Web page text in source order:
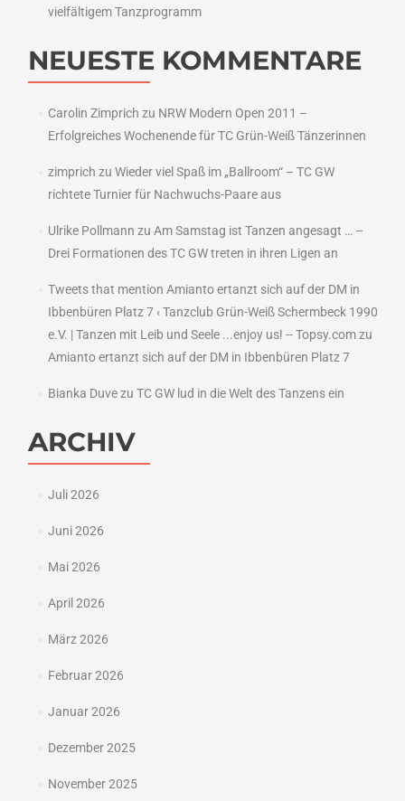
vielfältigem Tanzprogramm
NEUESTE KOMMENTARE
Carolin Zimprich zu NRW Modern Open 2011 –
Erfolgreiches Wochenende für TC Grün-Weiß Tänzerinnen
zimprich zu Wieder viel Spaß im „Ballroom“ – TC GW
richtete Turnier für Nachwuchs-Paare aus
Ulrike Pollmann zu Am Samstag ist Tanzen angesagt … –
Drei Formationen des TC GW treten in ihren Ligen an
Tweets that mention Amianto ertanzt sich auf der DM in
Ibbenbüren Platz 7 ‹ Tanzclub Grün-Weiß Schermbeck 1990
e.V. | Tanzen mit Leib und Seele ...enjoy us! -- Topsy.comzu
Amianto ertanzt sich auf der DM in Ibbenbüren Platz 7
Bianka Duvezu TC GW lud in die Welt des Tanzens ein
ARCHIV
Juli 2026
Juni 2026
Mai 2026
April 2026
März 2026
Februar 2026
Januar 2026
Dezember 2025
November 2025